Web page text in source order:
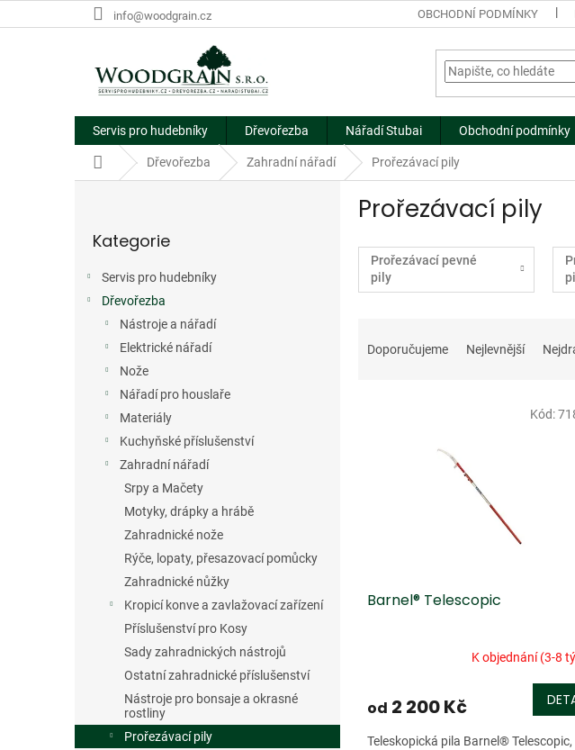
na
info@woodgrain.cz OBCHODNÍ PODMÍNKY
Servis pro hudebníky Dřevořezba Nářadí Stubai Obchodní podmínky
Domů Dřevořezba Zahradní nářadí Prořezávací pily
kategorie
Kategorie
Servis pro hudebníky
Dřevořezba
Nástroje a nářadí
Elektrické nářadí
Nože
Nářadí pro houslaře
Materiály
Kuchyňské příslušenství
Zahradní nářadí
Srpy a Mačety
Motyky, drápky a hrábě
Zahradnické nože
Rýče, lopaty, přesazovací pomůcky
Zahradnické nůžky
Kropicí konve a zavlažovací zařízení
Příslušenství pro Kosy
Sady zahradnických nástrojů
Ostatní zahradnické příslušenství
Nástroje pro bonsaje a okrasné
rostliny
Prořezávací pily
Prořezávací pily
Prořezávací pevné
pily
aDoporučujeme Nejlevnější
Barnel® Telescopic
K objednání (3-8
od 2 200 Kč
Teleskopická pila Barnel® Telescopic,
Kód: